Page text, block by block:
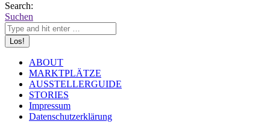
Search:
Suchen
ABOUT
MARKTPLÄTZE
AUSSTELLERGUIDE
STORIES
Impressum
Datenschutzerklärung